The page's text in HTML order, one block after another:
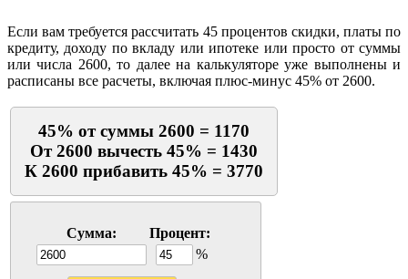
Если вам требуется рассчитать 45 процентов скидки, платы по
кредиту, доходу по вкладу или ипотеке или просто от суммы
или числа 2600, то далее на калькуляторе уже выполнены и
расписаны все расчеты, включая плюс-минус 45% от 2600.
45% от суммы 2600 = 1170
От 2600 вычесть 45% = 1430
К 2600 прибавить 45% = 3770
Сумма:
Процент:
%